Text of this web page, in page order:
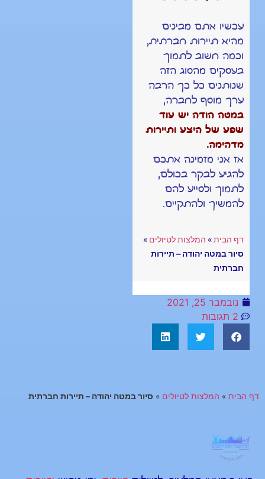
עכשיו אתם מבינים
מהיא תיירות חברתית,
וכמה חשוב לתמוך
בעסקים מהסוג הזה
שנותנים כל כך הרבה
ערך מוסף לחברה,
במטה הודה יש עוד
שפע של היצע ותיירות
מדהימה.
אז אני מזמינה אתכם
להגיע לבקר בכולם,
לתמוך ולסייע להם
להמשיך ולהתקיים.
דף הבית» המלצות לטיולים »
סיור במטה יהודה – תיירות
חברתית
נובמבר 25, 2021
2 תגובות
דף הבית » המלצות לטיולים » סיור במטה יהודה – תיירות חברתית